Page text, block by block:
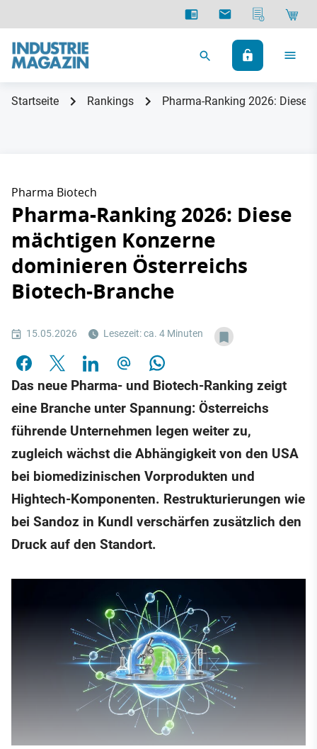
Startseite Rankings Pharma-Ranking 2026: Diese
Pharma Biotech
Pharma-Ranking 2026: Diese
mächtigen Konzerne
dominieren Österreichs
Biotech-Branche
15.05.2026 Lesezeit: ca. 4 Minuten
Das neue Pharma- und Biotech-Ranking zeigt
eine Branche unter Spannung: Österreichs
führende Unternehmen legen weiter zu,
zugleich wächst die Abhängigkeit von den USA
bei biomedizinischen Vorprodukten und
Hightech-Komponenten. Restrukturierungen wie
bei Sandoz in Kundl verschärfen zusätzlich den
Druck auf den Standort.